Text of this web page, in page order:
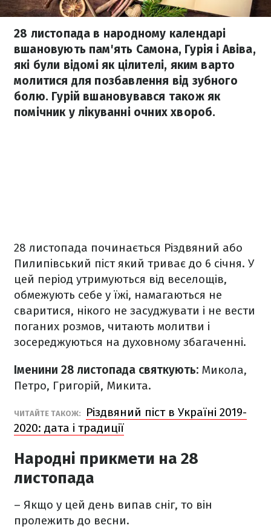
28 листопада в народному календарі
вшановують пам'ять Самона, Гурія і Авіва,
які були відомі як цілителі, яким варто
молитися для позбавлення від зубного
болю. Гурій вшановувався також як
помічник у лікуванні очних хвороб.
28 листопада починається Різдвяний або
Пилипівський піст який триває до 6 січня. У
цей період утримуються від веселощів,
обмежують себе у їжі, намагаються не
сваритися, нікого не засуджувати і не вести
поганих розмов, читають молитви і
зосереджуються на духовному збагаченні.
Іменини 28 листопада святкують: Микола,
Петро, Григорій, Микита.
ЧИТАЙТЕ ТАКОЖ:
Різдвяний піст в Україні 2019-
2020: дата і традиції
Народні прикмети на 28
листопада
– Якщо у цей день випав сніг, то він
пролежить до весни.